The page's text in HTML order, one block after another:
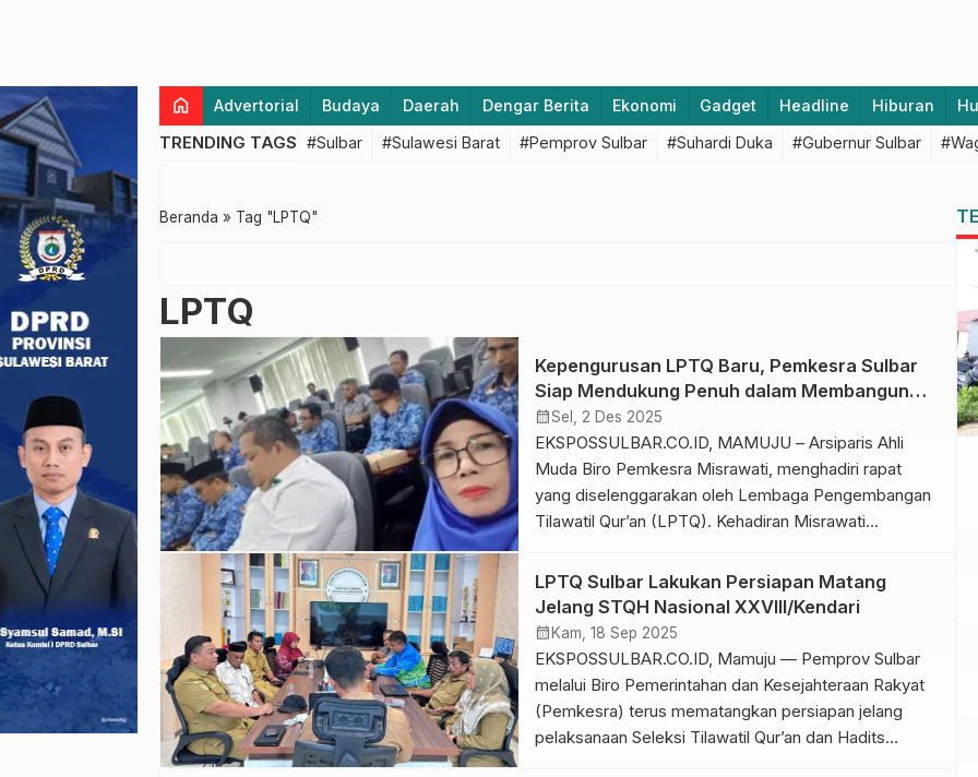
home Advertorial Budaya Daerah Dengar Berita Ekonomi Gadget Headline Hiburan
TRENDING TAGS #Sulbar #Sulawesi Barat #Pemprov Sulbar #Suhardi Duka #Gubernur Sulbar
Beranda » Tag "LPTQ"
LPTQ
Kepengurusan LPTQ Baru, Pemkesra Sulbar
Siap Mendukung Penuh dalam Membangun
Daerah
calendar_monthSel, 2 Des 2025
EKSPOSSULBAR.CO.ID, MAMUJU – Arsiparis Ahli
Muda Biro Pemkesra Misrawati, menghadiri rapat
yang diselenggarakan oleh Lembaga Pengembangan
Tilawatil Qur’an (LPTQ). Kehadiran Misrawati
dokumentasi kegiatan LPTQ berjalan tertib dan sesuai
ketentuan, sebagai bagian dari dukungan Biro
Pemkesra terhadap peningkatan tata kelola program
keagamaan, Senin (1/12/25). Dalam rapat tersebut,
Misrawati memberikan masukan […]
LPTQ Sulbar Lakukan Persiapan Matang
Jelang STQH Nasional XXVIII/Kendari
calendar_month Kam, 18 Sep 2025
EKSPOSSULBAR.CO.ID, Mamuju — Pemprov Sulbar
melalui Biro Pemerintahan dan Kesejahteraan Rakyat
(Pemkesra) terus mematangkan persiapan jelang
pelaksanaan Seleksi Tilawatil Qur’an dan Hadits